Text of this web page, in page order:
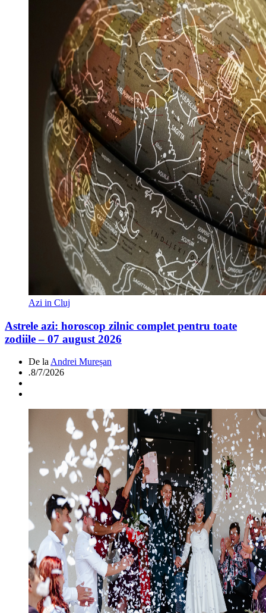
Azi in Cluj
Astrele azi: horoscop zilnic complet pentru toate
zodiile – 07 august 2026
De la Andrei Mureșan
.8/7/2026